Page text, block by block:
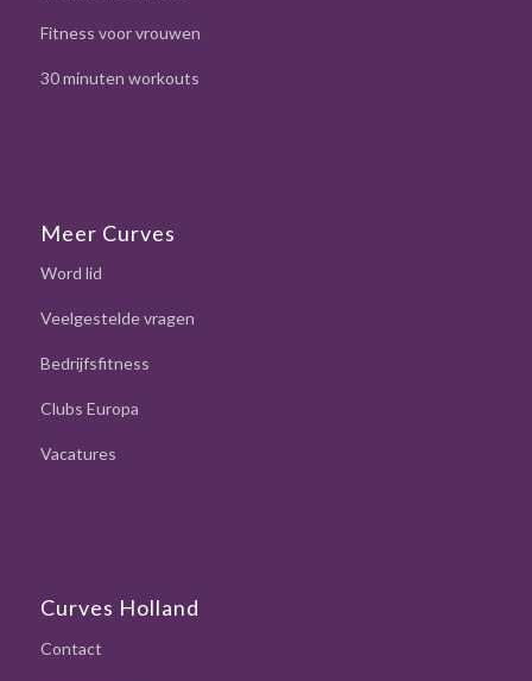
Fitness voor vrouwen
30 minuten workouts
Meer Curves
Word lid
Veelgestelde vragen
Bedrijfsfitness
Clubs Europa
Vacatures
Curves Holland
Contact